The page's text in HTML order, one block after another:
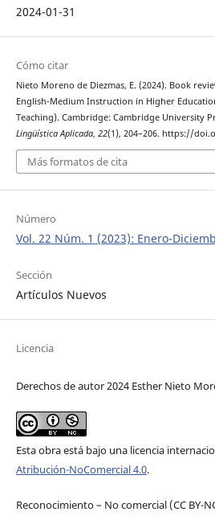
2024-01-31
Cómo citar
Nieto Moreno de Diezmas, E. (2024). Book
English-Medium Instruction in Higher
Teaching). Cambridge: Cambridge University
Lingüística Aplicada, 22(1), 204–206. https://
Más formatos de cita
Número
Vol. 22 Núm. 1 (2023): Enero-
Sección
Artículos Nuevos
Licencia
Derechos de autor 2024 Esther Nieto
Esta obra está bajo una licencia
Atribución-NoComercial 4.0.
Reconocimiento – No comercial (CC BY-­